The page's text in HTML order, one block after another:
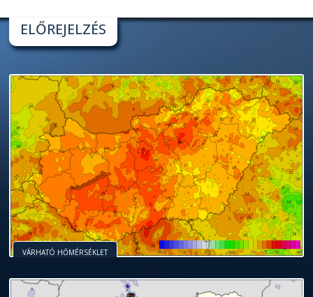
ELŐREJELZÉS
VÁRHATÓ HŐMÉRSÉKLET